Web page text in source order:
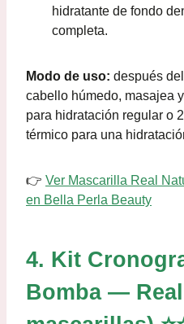
hidratante de fondo
completa.
Modo de uso: después
cabello húmedo, masajea
para hidratación regular o
térmico para una
👉 Ver Mascarilla Real
en Bella Perla Beauty
4. Kit
Bomba —